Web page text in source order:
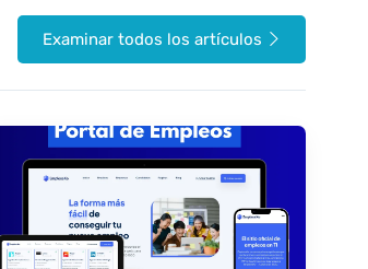
Examinar todos los artículos